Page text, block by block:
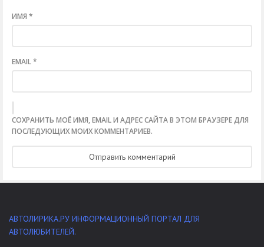
ИМЯ *
EMAIL*
СОХРАНИТЬ МОЁ ИМЯ, EMAIL И АДРЕС САЙТА В ЭТОМ БРАУЗЕРЕ ДЛЯ
ПОСЛЕДУЮЩИХ МОИХ КОММЕНТАРИЕВ.
АВТОЛИРИКА.РУ ИНФОРМАЦИОННЫЙ ПОРТАЛ ДЛЯ
АВТОЛЮБИТЕЛЕЙ.